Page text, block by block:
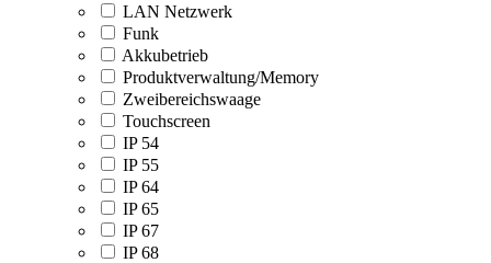
LAN Netzwerk
Funk
Akkubetrieb
Produktverwaltung/Memory
Zweibereichswaage
Touchscreen
IP 54
IP 55
IP 64
IP 65
IP 67
IP 68